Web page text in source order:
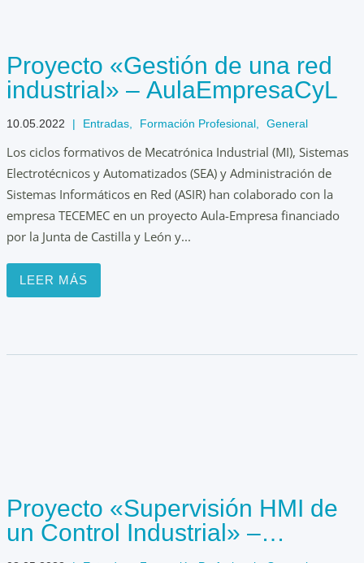
Proyecto «Gestión de una red
industrial» – AulaEmpresaCyL
10.05.2022 | Entradas, Formación Profesional, General
Los ciclos formativos de Mecatrónica Industrial (MI), Sistemas
Electrotécnicos y Automatizados (SEA) y Administración de
Sistemas Informáticos en Red (ASIR) han colaborado con la
empresa TECEMEC en un proyecto Aula-Empresa financiado
por la Junta de Castilla y León y...
LEER MÁS
Proyecto «Supervisión HMI de
un Control Industrial» –
AulaEmpresaCyL